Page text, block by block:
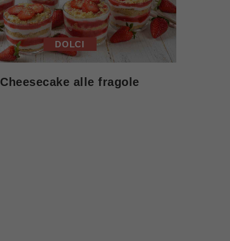
DOLCI
Cheesecake alle fragole